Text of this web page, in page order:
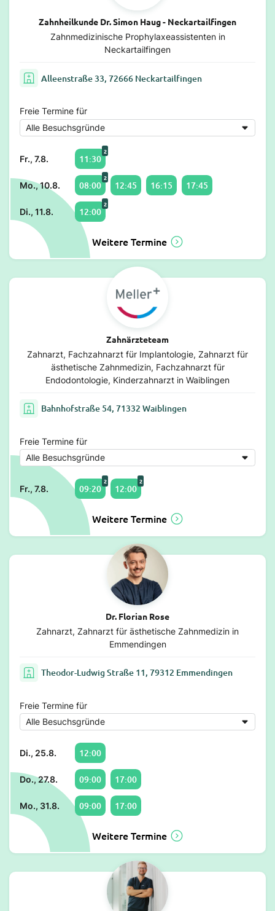
Zahnheilkunde Dr. Simon Haug - Neckartailfingen
Zahnmedizinische Prophylaxeassistenten in
Neckartailfingen
Alleenstraße 33, 72666 Neckartailfingen
Freie Termine für
Fr., 7.8. 11:30
2
Mo., 10.8. 08:00
2
12:45 16:15 17:45
Di., 11.8. 12:00
2
Weitere Termine
Zahnärzteteam
Zahnarzt, Fachzahnarzt für Implantologie, Zahnarzt für
ästhetische Zahnmedizin, Fachzahnarzt für
Endodontologie, Kinderzahnarzt in Waiblingen
Bahnhofstraße 54, 71332 Waiblingen
Freie Termine für
Fr., 7.8. 09:20
2
12:00
2
Weitere Termine
Dr. Florian Rose
Zahnarzt, Zahnarzt für ästhetische Zahnmedizin in
Emmendingen
Theodor-Ludwig Straße 11, 79312 Emmendingen
Freie Termine für
Di., 25.8. 12:00
Do., 27.8. 09:00 17:00
Mo., 31.8. 09:00 17:00
Weitere Termine